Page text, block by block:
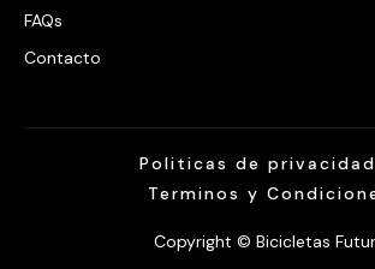
FAQs
Contacto
Copyright © Bicicletas
Politicas de privacidad
Terminos y